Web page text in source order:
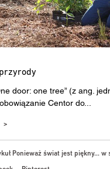
door: one tree” (z ang.
Centor do...
Ponieważ świat jest piękny... w